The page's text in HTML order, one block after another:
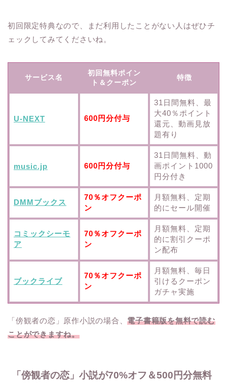
初回限定特典なので、まだ利用したことがない人はぜひチ
ェックしてみてくださいね。
サービス名
初回無料ポイン
ト＆クーポン
特徴
U-NEXT 600円分付与
31日間無料、最
大40％ポイント
還元、動画見放
題有り
music.jp 600円分付与
31日間無料、動
画ポイント1000
円分付き
DMMブックス
70％オフクーポ
ン
月額無料、定期
的にセール開催
コミックシーモ
ア
70％オフクーポ
ン
月額無料、定期
的に割引クーポ
ン配布
ブックライブ
70％オフクーポ
ン
月額無料、毎日
引けるクーポン
ガチャ実施
「傍観者の恋」原作小説の場合、電子書籍版を無料で読む
ことができますね。
「傍観者の恋」小説が70%オフ＆500円分無料